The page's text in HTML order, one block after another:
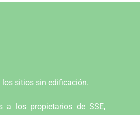
los sitios sin edificación.
a los propietarios de SSE,